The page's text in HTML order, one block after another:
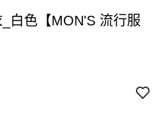
白色【MON'S 流行服